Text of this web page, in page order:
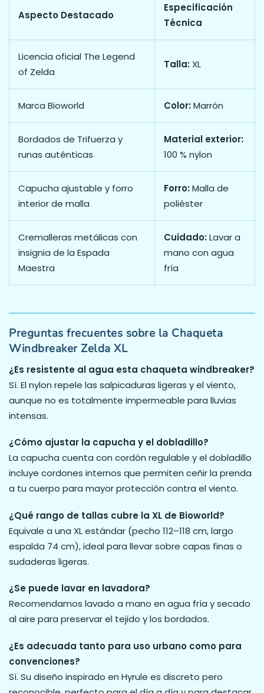
Aspecto Destacado
Especificación
Técnica
Licencia oficial The Legend
of Zelda
Talla: XL
Marca Bioworld Color: Marrón
Bordados de Trifuerza y
runas auténticas
Material exterior:
100 % nylon
Capucha ajustable y forro
interior de malla
Forro: Malla de
poliéster
Cremalleras metálicas con
insignia de la Espada
Maestra
Cuidado: Lavar a
mano con agua
fría
Preguntas frecuentes sobre la Chaqueta
Windbreaker Zelda XL
¿Es resistente al agua esta chaqueta windbreaker?
Sí. El nylon repele las salpicaduras ligeras y el viento,
aunque no es totalmente impermeable para lluvias
intensas.
¿Cómo ajustar la capucha y el dobladillo?
La capucha cuenta con cordón regulable y el dobladillo
incluye cordones internos que permiten ceñir la prenda
a tu cuerpo para mayor protección contra el viento.
¿Qué rango de tallas cubre la XL de Bioworld?
Equivale a una XL estándar (pecho 112–118 cm, largo
espalda 74 cm), ideal para llevar sobre capas finas o
sudaderas ligeras.
¿Se puede lavar en lavadora?
Recomendamos lavado a mano en agua fría y secado
al aire para preservar el tejido y los bordados.
¿Es adecuada tanto para uso urbano como para
convenciones?
Sí. Su diseño inspirado en Hyrule es discreto pero